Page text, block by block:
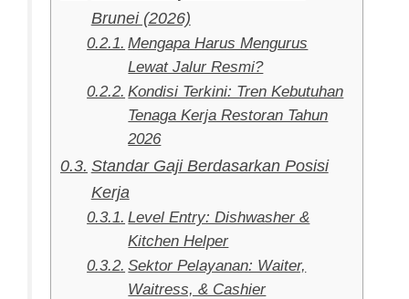
Brunei (2026)
Mengapa Harus Mengurus
Lewat Jalur Resmi?
Kondisi Terkini: Tren Kebutuhan
Tenaga Kerja Restoran Tahun
2026
Standar Gaji Berdasarkan Posisi
Kerja
Level Entry: Dishwasher &
Kitchen Helper
Sektor Pelayanan: Waiter,
Waitress, & Cashier